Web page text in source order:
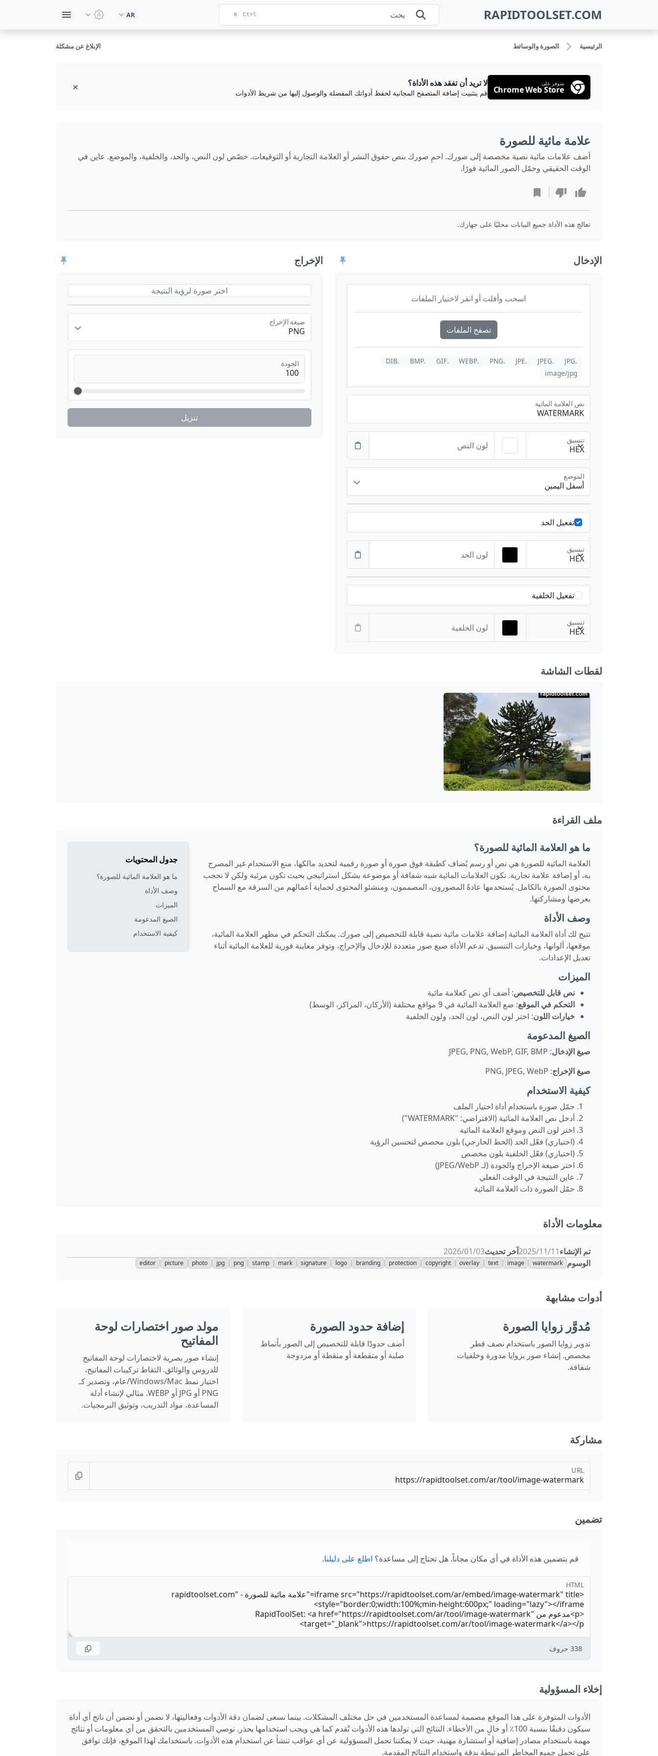
RAPIDTOOLSET.COM
Ctrl
K
AR تبديل السمة: سمة النظام
الرئيسية الصورة والوسائط الإبلاغ عن مشكلة
متوفر على
Chrome Web Store
لا تريد أن تفقد هذه الأداة؟
قم بتثبيت إضافة المتصفح المجانية لحفظ أدواتك المفضلة والوصول إليها من شريط الأدوات
علامة مائية للصورة
أضف علامات مائية نصية مخصصة إلى صورك. احمِ صورك بنص حقوق النشر أو العلامة التجارية أو التوقيعات. خصّص لون النص، والحد، والخلفية، والموضع. عاين في
الوقت الحقيقي وحمّل الصور المائية فورًا.
تعالج هذه الأداة جميع البيانات محليًا على جهازك.
الإدخال
اسحب وأفلت أو انقر لاختيار الملفات
تصفح الملفات
.JPG
.JPEG
.JPE
.PNG
.WEBP
.GIF
.BMP
.DIB
image/jpg
نص العلامة المائية
HEX
تنسيق
لون النص
أسفل اليمين
الموضع
تفعيل الحد
HEX
تنسيق
لون الحد
تفعيل الخلفية
HEX
تنسيق
لون الخلفية
الإخراج
اختر صورة لرؤية النتيجة
PNG
صيغة الإخراج
الجودة
تنزيل
لقطات الشاشة
ملف القراءة
ما هو العلامة المائية للصورة؟
العلامة المائية للصورة هي نص أو رسم يُضاف كطبقة فوق صورة أو صورة رقمية لتحديد مالكها، منع الاستخدام غير المصرح
به، أو إضافة علامة تجارية. تكون العلامات المائية شبه شفافة أو موضوعة بشكل استراتيجي بحيث تكون مرئية ولكن لا تحجب
محتوى الصورة بالكامل. يُستخدمها عادةً المصورون، المصممون، ومنشئو المحتوى لحماية أعمالهم من السرقة مع السماح
بعرضها ومشاركتها.
وصف الأداة
تتيح لك أداة العلامة المائية إضافة علامات مائية نصية قابلة للتخصيص إلى صورك. يمكنك التحكم في مظهر العلامة المائية،
موقعها، ألوانها، وخيارات التنسيق. تدعم الأداة صيغ صور متعددة للإدخال والإخراج، وتوفر معاينة فورية للعلامة المائية أثناء
تعديل الإعدادات.
الميزات
نص قابل للتخصيص: أضف أي نص كعلامة مائية
التحكم في الموقع: ضع العلامة المائية في 9 مواقع مختلفة (الأركان، المراكز، الوسط)
خيارات اللون: اختر لون النص، لون الحد، ولون الخلفية
الصيغ المدعومة
صيغ الإدخال: JPEG, PNG, WebP, GIF, BMP
صيغ الإخراج: PNG, JPEG, WebP
كيفية الاستخدام
حمّل صورة باستخدام أداة اختيار الملف
أدخل نص العلامة المائية (الافتراضي: "WATERMARK")
اختر لون النص وموقع العلامة المائية
(اختياري) فعّل الحد (الخط الخارجي) بلون مخصص لتحسين الرؤية
(اختياري) فعّل الخلفية بلون مخصص
اختر صيغة الإخراج والجودة (لـ JPEG/WebP)
عاين النتيجة في الوقت الفعلي
حمّل الصورة ذات العلامة المائية
جدول المحتويات
ما هو العلامة المائية للصورة؟
وصف الأداة
الميزات
الصيغ المدعومة
كيفية الاستخدام
معلومات الأداة
تم الإنشاء11‏/11‏/2025 آخر تحديث03‏/01‏/2026
الوسوم watermark
image
text
overlay
copyright
protection
branding
logo
signature
mark
stamp
png
jpg
photo
picture
editor
أدوات مشابهة
مُدوَّر زوايا الصورة
تدوير زوايا الصور باستخدام نصف قطر
مخصص. إنشاء صور بزوايا مدورة وخلفيات
شفافة.
إضافة حدود الصورة
أضف حدودًا قابلة للتخصيص إلى الصور بأنماط
صلبة أو متقطعة أو منقطة أو مزدوجة
مولد صور اختصارات لوحة
المفاتيح
إنشاء صور بصرية لاختصارات لوحة المفاتيح
للدروس والوثائق. التقاط تركيبات المفاتيح،
اختيار نمط Windows/Mac/عام، وتصدير كـ
PNG أو JPG أو WEBP. مثالي لإنشاء أدلة
المساعدة، مواد التدريب، وتوثيق البرمجيات.
مشاركة
URL
تضمين
قم بتضمين هذه الأداة في أي مكان مجاناً. هل تحتاج إلى مساعدة؟ اطلع على دليلنا.
HTML
338 حروف
إخلاء المسؤولية
الأدوات المتوفرة على هذا الموقع مصممة لمساعدة المستخدمين في حل مختلف المشكلات. بينما نسعى لضمان دقة الأدوات وفعاليتها، لا نضمن أو نضمن أن ناتج أي أداة
سيكون دقيقًا بنسبة 100٪ أو خالٍ من الأخطاء. النتائج التي تولدها هذه الأدوات تُقدم كما هي ويجب استخدامها بحذر. نوصي المستخدمين بالتحقق من أي معلومات أو نتائج
مهمة باستخدام مصادر إضافية أو استشارة مهنية، حيث لا يمكننا تحمل المسؤولية عن أي عواقب تنشأ عن استخدام هذه الأدوات. باستخدامك لهذا الموقع، فإنك توافق
على تحمل جميع المخاطر المرتبطة بدقة واستخدام النتائج المقدمة.